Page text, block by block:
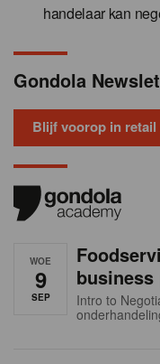
handelaar kan
Gondola
Blijf voorop in
WOE
9
SEP
Intro to